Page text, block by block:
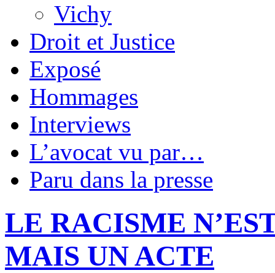
Vichy
Droit et Justice
Exposé
Hommages
Interviews
L’avocat vu par…
Paru dans la presse
LE RACISME
MAIS UN ACTE